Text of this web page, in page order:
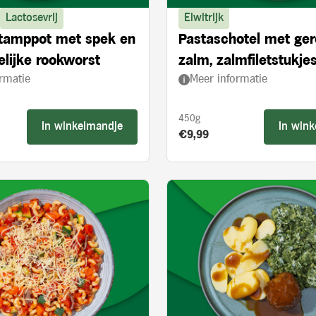
Lactosevrij
met spek en
rookworst
In winkelmandje
Eiwitrijk
Pastaschotel met
zalm,
en spinazie
Meer informatie
450g
Product prijs:
€9,99
In